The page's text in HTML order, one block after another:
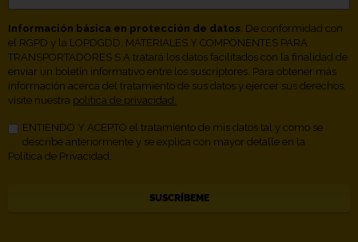
Información básica en protección de datos . De conformidad con
el RGPD y la LOPDGDD, MATERIALES Y COMPONENTES PARA
TRANSPORTADORES S.A tratará los datos facilitados con la finalidad de
enviar un boletín informativo entre los suscriptores. Para obtener más
información acerca del tratamiento de sus datos y ejercer sus derechos,
visite nuestra política de privacidad.
ENTIENDO Y ACEPTO el tratamiento de mis datos tal y como se
describe anteriormente y se explica con mayor detalle en la
Política de Privacidad.